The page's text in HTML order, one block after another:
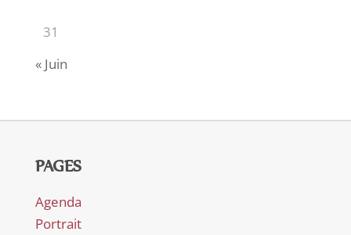
31
« Juin
PAGES
Agenda
Portrait